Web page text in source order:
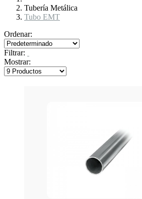
Tubería Metálica
Tubo EMT
Ordenar:
Filtrar:
Mostrar: